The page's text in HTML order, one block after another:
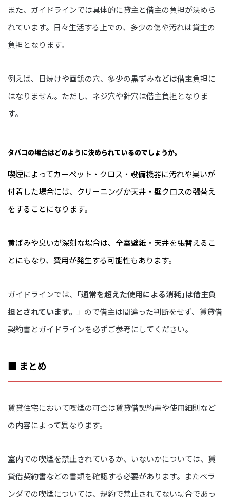
また、ガイドラインでは具体的に貸主と借主の負担が決めら
れています。日々生活する上での、多少の傷や汚れは貸主の
負担となります。
例えば、日焼けや画鋲の穴、多少の黒ずみなどは借主負担に
はなりません。ただし、ネジ穴や針穴は借主負担となりま
す。
タバコの場合はどのように決められているのでしょうか。
喫煙によってカーペット・クロス・設備機器に汚れや臭いが
付着した場合には、クリーニングか天井・壁クロスの張替え
をすることになります。
黄ばみや臭いが深刻な場合は、全室壁紙・天井を張替えるこ
とにもなり、費用が発生する可能性もあります。
ガイドラインでは、 ｢通常を超えた使用による消耗｣は借主負
担とされています。
」ので借主は間違った判断をせず、賃貸借
契約書とガイドラインを必ずご参考にしてください。
■ まとめ
賃貸住宅において喫煙の可否は賃貸借契約書や使用細則など
の内容によって異なります。
室内での喫煙を禁止されているか、いないかについては、賃
貸借契約書などの書類を確認する必要があります。またベラ
ンダでの喫煙については、規約で禁止されてない場合であっ